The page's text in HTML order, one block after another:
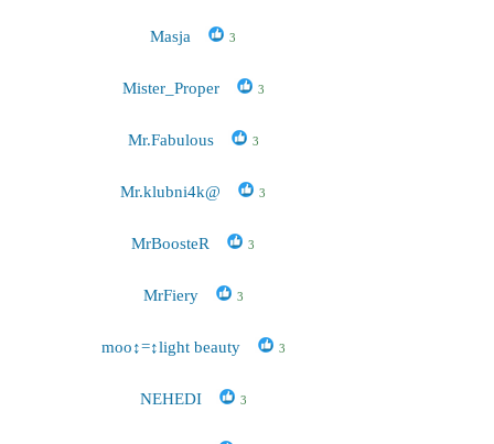
Masja 3
Mister_Proper 3
Mr.Fabulous 3
Mr.klubni4k@ 3
MrBoosteR 3
MrFiery 3
mоо↕=↕light beauty 3
NEHEDI 3